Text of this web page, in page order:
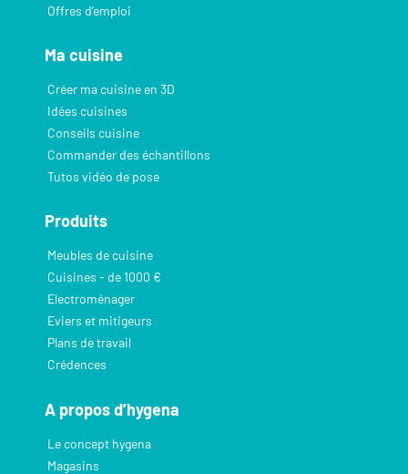
Offres d’emploi
Ma cuisine
Créer ma cuisine en 3D
Idées cuisines
Conseils cuisine
Commander des échantillons
Tutos vidéo de pose
Produits
Meubles de cuisine
Cuisines - de 1000 €
Electroménager
Eviers et mitigeurs
Plans de travail
Crédences
A propos d’hygena
Le concept hygena
Magasins